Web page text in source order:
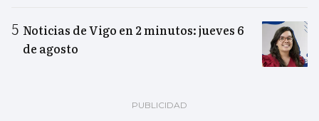
Noticias de Vigo en 2 minutos: jueves 6
de agosto